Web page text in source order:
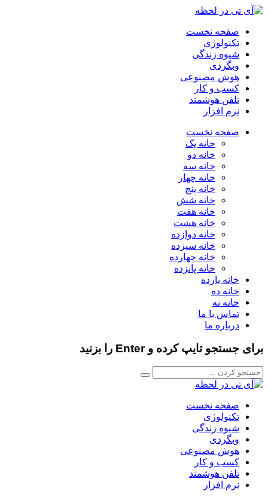
صفحه نخست
تکنولوژی
شیوه زندگی
وبگردی
هوش مصنوعی
کسب و کار
تلفن هوشمند
نرم افزار
صفحه نخست
خانه یک
خانه دو
خانه سه
خانه چهار
خانه پنج
خانه شش
خانه هفت
خانه هشت
خانه دوازده
خانه سیزده
خانه چهارده
خانه پانزده
خانه یازده
خانه ده
خانه نه
تماس با ما
درباره ما
برای جستجو تایپ کرده و Enter را بزنید
صفحه نخست
تکنولوژی
شیوه زندگی
وبگردی
هوش مصنوعی
کسب و کار
تلفن هوشمند
نرم افزار